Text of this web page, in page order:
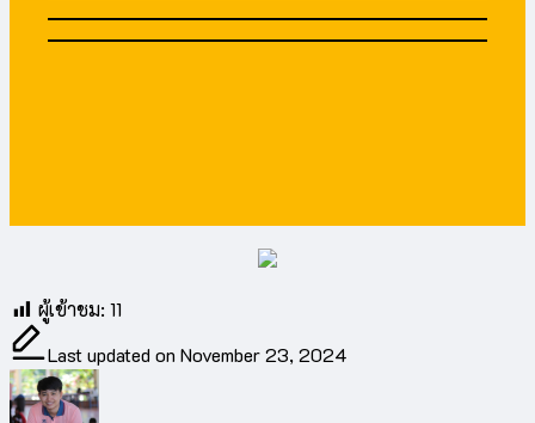
ผู้เข้าชม: 11
Last updated on November 23, 2024